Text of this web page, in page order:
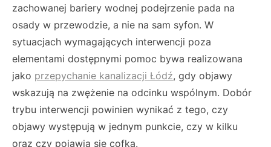
zachowanej bariery wodnej podejrzenie pada na
osady w przewodzie, a nie na sam syfon. W
sytuacjach wymagających interwencji poza
elementami dostępnymi pomoc bywa realizowana
jako przepychanie kanalizacji Łódź, gdy objawy
wskazują na zwężenie na odcinku wspólnym. Dobór
trybu interwencji powinien wynikać z tego, czy
objawy występują w jednym punkcie, czy w kilku
oraz czy pojawia się cofka.